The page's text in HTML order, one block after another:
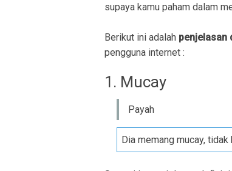
supaya kamu paham dalam
Berikut ini adalah penjelasan
pengguna internet :
1. Mucay
Payah
Dia memang mucay,